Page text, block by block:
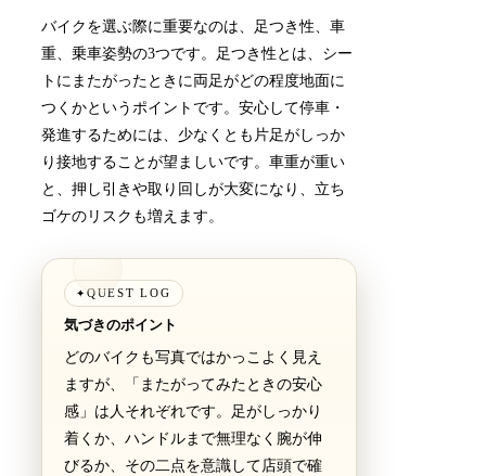
バイクを選ぶ際に重要なのは、足つき性、車
重、乗車姿勢の3つです。足つき性とは、シー
トにまたがったときに両足がどの程度地面に
つくかというポイントです。安心して停車・
発進するためには、少なくとも片足がしっか
り接地することが望ましいです。車重が重い
と、押し引きや取り回しが大変になり、立ち
ゴケのリスクも増えます。
✦QUEST LOG
気づきのポイント
どのバイクも写真ではかっこよく見え
ますが、「またがってみたときの安心
感」は人それぞれです。足がしっかり
着くか、ハンドルまで無理なく腕が伸
びるか、その二点を意識して店頭で確